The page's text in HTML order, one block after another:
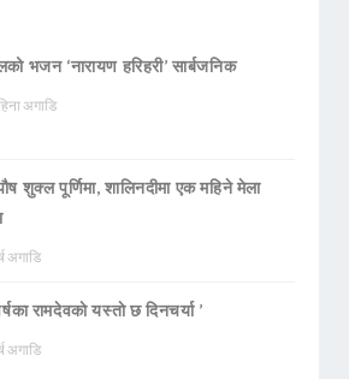
भजन ‘नारायण हरिहरी’ सार्बजनिक
अगाडि
शुक्ल पूर्णिमा, शालिनदीमा एक महिने मेला
अगाडि
रामदेवकाे यस्ताे छ दिनचर्या ’
अगाडि